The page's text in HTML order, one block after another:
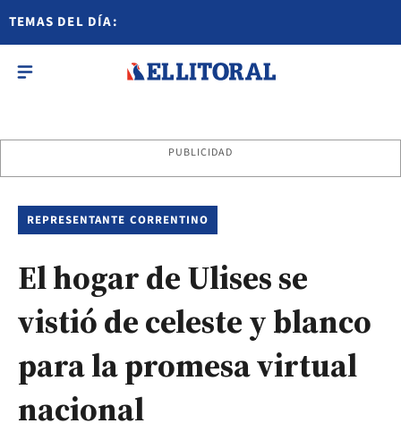
TEMAS DEL DÍA:
PUBLICIDAD
REPRESENTANTE CORRENTINO
El hogar de Ulises se
vistió de celeste y blanco
para la promesa virtual
nacional